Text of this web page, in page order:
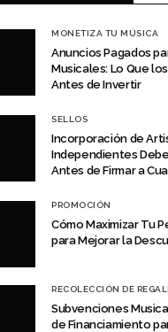
MONETIZA TU MÚSICA
Anuncios Pagados
Musicales: Lo Que
Antes de Invertir
SELLOS
Incorporación de
Independientes
Antes de Firmar a
PROMOCIÓN
Cómo Maximizar Tu
para Mejorar la
RECOLECCIÓN DE
Subvenciones
de Financiamiento